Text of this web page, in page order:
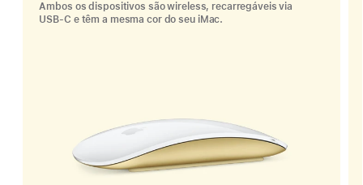
Ambos os dispositivos são wireless, recarregáveis via
USB‑C e têm a mesma cor do seu iMac.